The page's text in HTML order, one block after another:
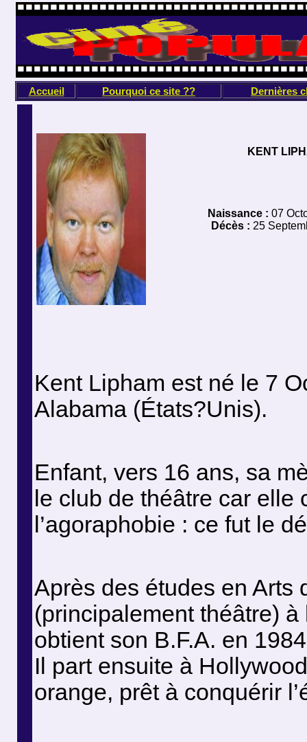
Accueil Pourquoi ce site ?? Dernières
KENT
Naissance : 07
Décès : 25
Kent Lipham est né le 7
Alabama (États?Unis).
Enfant, vers 16 ans, sa
le club de théâtre car elle
l’agoraphobie : ce fut le
Après des études en Arts
(principalement théâtre)
obtient son B.F.A. en
Il part ensuite à
orange, prêt à conquérir